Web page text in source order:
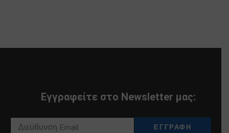
Εγγραφείτε στο Newsletter μας: